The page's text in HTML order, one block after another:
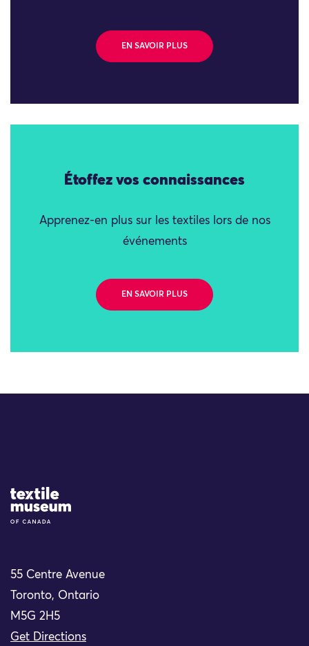
EN SAVOIR PLUS
Étoffez vos connaissances
Apprenez-en plus sur les textiles lors de nos
événements
EN SAVOIR PLUS
Site Logo
55 Centre Avenue
Toronto, Ontario
M5G 2H5
Get Directions